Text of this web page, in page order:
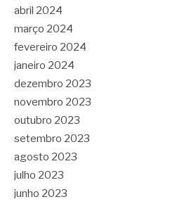
abril 2024
março 2024
fevereiro 2024
janeiro 2024
dezembro 2023
novembro 2023
outubro 2023
setembro 2023
agosto 2023
julho 2023
junho 2023